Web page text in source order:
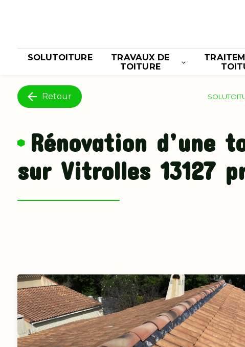
SOLUTOITURE
TRAVAUX DE
TOITURE
Retour
Rénovation d’une
sur Vitrolles 13127